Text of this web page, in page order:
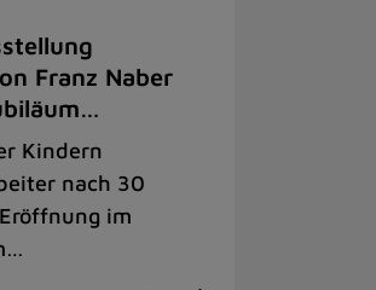
Franz Naber
Kindern
nach 30
im